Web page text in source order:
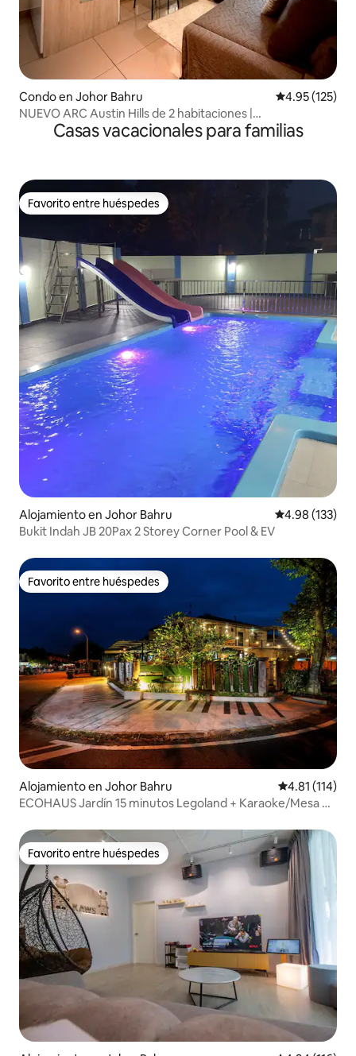
Condo en Johor Bahru Calificación
4.95 (125)
NUEVO ARC Austin Hills de 2 habitaciones |
2 estacionamientos + Netflix
Casas vacacionales para familias
Favorito entre huéspedes
Favorito entre huéspedes
Alojamiento en Johor Bahru Calificación
4.98 (133)
Bukit Indah JB 20Pax 2 Storey Corner Pool & EV
Favorito entre huéspedes
Favorito entre huéspedes
Alojamiento en Johor Bahru Calificación
4.81 (114)
ECOHAUS Jardín 15 minutos Legoland + Karaoke/Mesa de
Favorito entre huéspedes
Favorito entre huéspedes